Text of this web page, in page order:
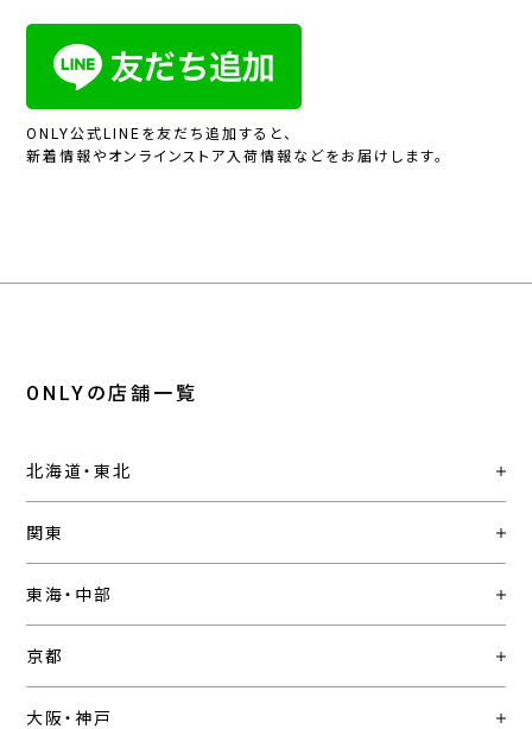
ONLY公式LINEを友だち追加すると、
新着情報やオンラインストア入荷情報などをお届けします。
ONLYの店舗一覧
北海道・東北
関東
東海・中部
京都
大阪・神戸